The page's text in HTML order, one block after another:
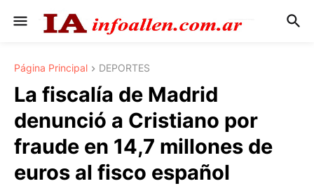
Página Principal DEPORTES
La fiscalía de Madrid
denunció a Cristiano por
fraude en 14,7 millones de
euros al fisco español